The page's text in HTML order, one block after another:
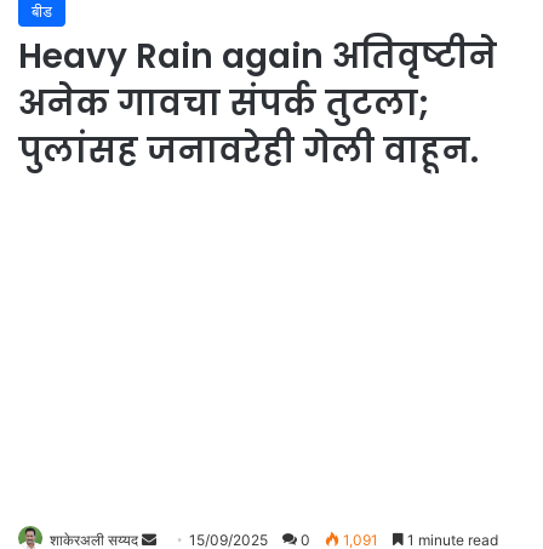
बीड
Heavy Rain again अतिवृष्टीने
अनेक गावचा संपर्क तुटला;
पुलांसह जनावरेही गेली वाहून.
शाकेरअली सय्यद 15/09/2025 0 1,091 1 minute read